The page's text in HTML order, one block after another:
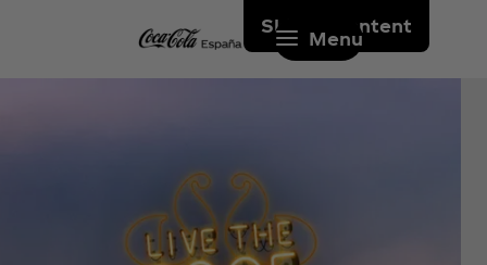
Skip to content
Menu